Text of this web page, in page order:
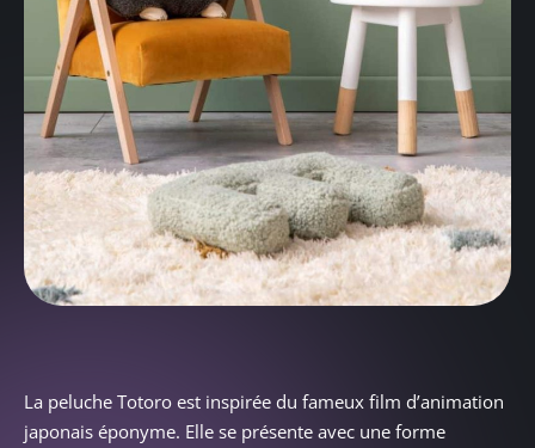
La peluche Totoro est inspirée du fameux film d’animation
japonais éponyme. Elle se présente avec une forme